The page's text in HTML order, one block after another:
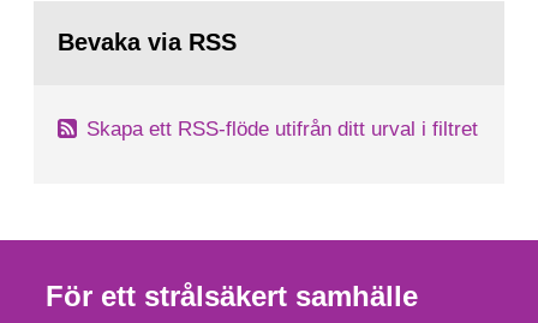
Bevaka via RSS
Skapa ett RSS-flöde utifrån ditt urval i filtret
För ett strålsäkert samhälle